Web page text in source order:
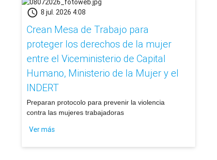
schedule 8 jul. 2026 4:08
Crean Mesa de Trabajo para
proteger los derechos de la mujer
entre el Viceministerio de Capital
Humano, Ministerio de la Mujer y el
INDERT
​Preparan protocolo para prevenir la violencia
contra las mujeres trabajadoras
Ver más